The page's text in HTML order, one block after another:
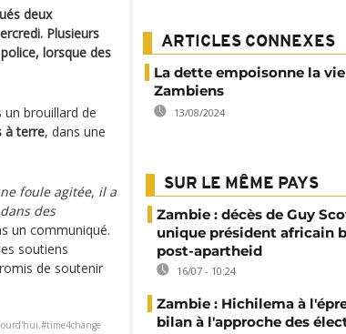
deux
Plusieurs
lorsque des
brouillard de
à terre, dans une
foule agitée, il a
des
un communiqué.
soutiens
de soutenir
ARTICLES CONNEXES
La dette empoisonne la
Zambiens
13/08/2024
SUR LE MÊME PAYS
Zambie : décès de Guy
unique président africain
post-apartheid
16/07 - 10:24
Zambie : Hichilema à
bilan à l'approche des